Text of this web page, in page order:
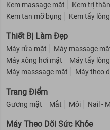
Kem massage mặt
Kem trị
Kem tan mỡ bụng
Kem tẩy lông
Thiết Bị Làm Đẹp
Máy rửa mặt Máy massage
Máy xông hơi mặt
Máy tẩy lông
Máy masssage mặt
Máy theo
Trang Điểm
Gương mặt Mắt Môi Nail -
Máy Theo Dõi Sức Khỏe